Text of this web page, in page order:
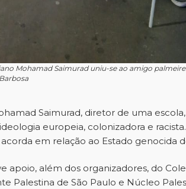
Mohamad Saimurad uniu-se ao amigo
Saimurad, diretor de uma
europeia, colonizadora e
em relação ao Estado genocida
além dos organizadores, do
Palestina de São Paulo e Núcleo